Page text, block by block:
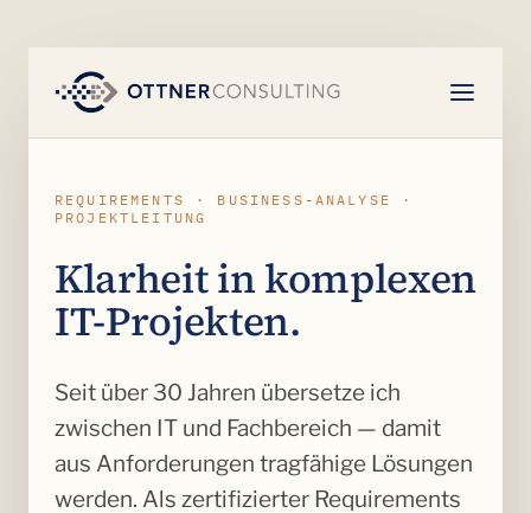
REQUIREMENTS · BUSINESS-ANALYSE ·
PROJEKTLEITUNG
Klarheit in komplexen
IT-Projekten.
Seit über 30 Jahren übersetze ich
zwischen IT und Fachbereich — damit
aus Anforderungen tragfähige Lösungen
werden. Als zertifizierter Requirements